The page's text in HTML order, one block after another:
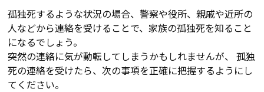
孤独死するような状況の場合、警察や役所、親戚や近所の
人などから連絡を受けることで、家族の孤独死を知ること
になるでしょう。
突然の連絡に気が動転してしまうかもしれませんが、 孤独
死の連絡を受けたら、次の事項を正確に把握するようにし
てください。